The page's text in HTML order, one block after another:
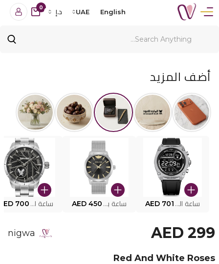
English
UAE د.إ
0
أضف المزيد
ساعة البوليس الذكية MY.AVATAR PEIUN0000101 AED 701 ساعة بوليس للرجال PEWJG0005002 AED 450 ساعة البوليس PEWJG2227302 700
AED 299
nigwa
Red And White Roses